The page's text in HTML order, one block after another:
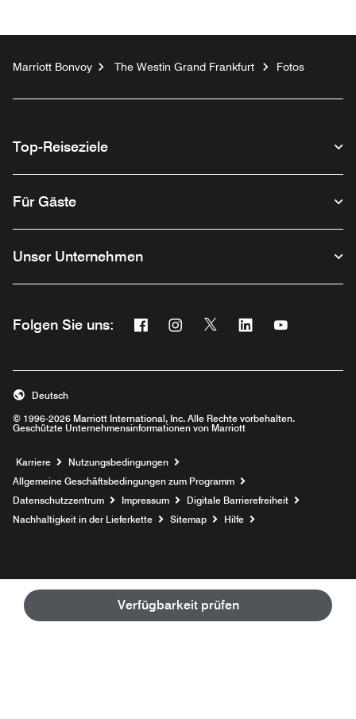
Verfügbarkeit prüfen
Marriott Bonvoy The Westin Grand Frankfurt Fotos
Top-Reiseziele
Für Gäste
Unser Unternehmen
Folgen Sie uns: Facebook
Opens a new window
Instagram
Opens a new window
Twitter
Opens a new window
Linkedin
Opens a new
Opens a
© 1996-2026 Marriott International, Inc. Alle Rechte vorbehalten.
Geschützte Unternehmensinformationen von Marriott
Deutsch
Karriere Opens a new window
Nutzungsbedingungen
Allgemeine Geschäftsbedingungen zum Programm
Datenschutzzentrum
Impressum
Digitale Barrierefreiheit
Nachhaltigkeit in der Lieferkette
Sitemap Hilfe